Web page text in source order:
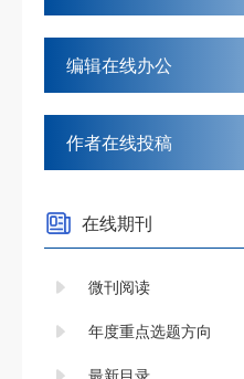
编辑在线办公
作者在线投稿
在线期刊
微刊阅读
年度重点选题方向
最新目录